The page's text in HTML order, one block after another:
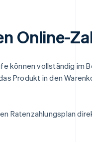
Online-
können vollständig im
Produkt in den
Ratenzahlungsplan